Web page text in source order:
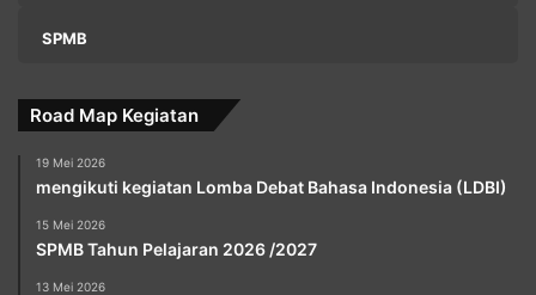
SPMB
Road Map Kegiatan
19 Mei 2026
mengikuti kegiatan Lomba Debat Bahasa Indonesia (LDBI)
15 Mei 2026
SPMB Tahun Pelajaran 2026 /2027
13 Mei 2026